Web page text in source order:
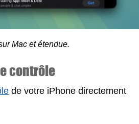
Mac et étendue.
contrôle
de votre iPhone directement